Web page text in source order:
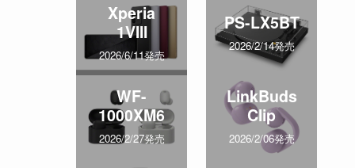
Xperia
1VIII
2026/6/11発売
PS-LX5BT
2026/2/14発売
WF-
1000XM6
2026/2/27発売
LinkBuds
Clip
2026/2/06発売